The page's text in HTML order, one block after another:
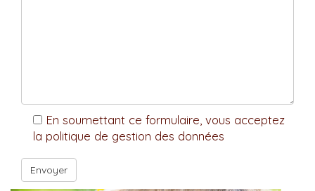
En soumettant ce formulaire, vous acceptez
la politique de gestion des données